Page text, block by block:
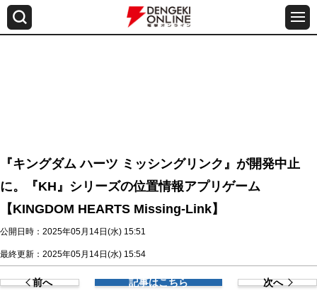
『キングダム ハーツ ミッシングリンク』が開発中止
に。『KH』シリーズの位置情報アプリゲーム
【KINGDOM HEARTS Missing-Link】
公開日時：2025年05月14日(水) 15:51
最終更新：2025年05月14日(水) 15:54
前へ 記事はこちら 次へ